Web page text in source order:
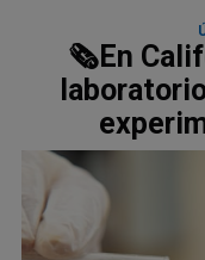
🗞️En